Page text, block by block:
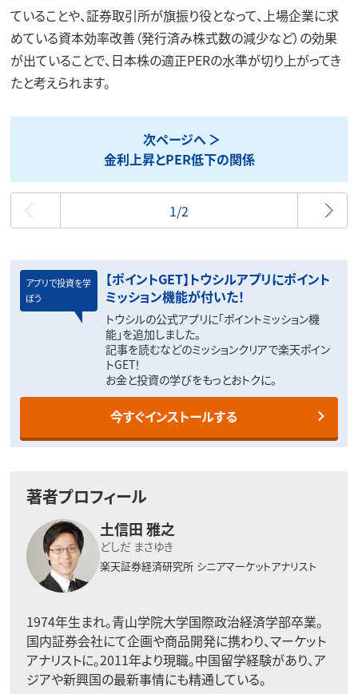
ていることや、証券取引所が旗振り役となって、上場企業に求
めている資本効率改善（発行済み株式数の減少など）の効果
が出ていることで、日本株の適正PERの水準が切り上がってき
たと考えられます。
次ページへ
金利上昇とPER低下の関係
最初
1/2
アプリで投資を学
ぼう
【ポイントGET】トウシルアプリにポイント
ミッション機能が付いた！
トウシルの公式アプリに「ポイントミッション機
能」を追加しました。
記事を読むなどのミッションクリアで楽天ポイン
トGET！
お金と投資の学びをもっとおトクに。
今すぐインストールする
著者プロフィール
土信田 雅之
どしだ まさゆき
楽天証券経済研究所 シニアマーケットアナリスト
1974年生まれ。青山学院大学国際政治経済学部卒業。
国内証券会社にて企画や商品開発に携わり、マーケット
アナリストに。2011年より現職。中国留学経験があり、ア
ジアや新興国の最新事情にも精通している。